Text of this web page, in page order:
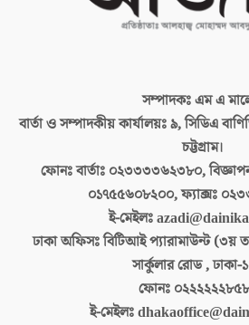
সম্পাদকঃএম এ
বার্তা ও সম্পাদকীয় কার্যালয়ঃ৯, সিডিএ
চট্টগ্রাম।
ফোনঃ বার্তাঃ ০২৩৩৩৩৬২৩৮০,
০১৭৫৫৬০৮২০০, ফ্যাক্সঃ
ই-মেইলঃ
ঢাকা অফিসঃবিটিআই প্যারামাউন্ট (৩য়
সার্কুলার রোড , ঢাকা-
ফোনঃ
ই-মেইলঃ